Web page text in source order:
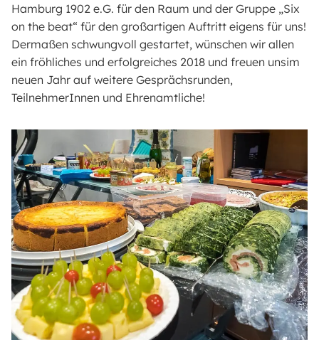
Hamburg 1902 e.G. für den Raum und der Gruppe „Six
on the beat“ für den großartigen Auftritt eigens für uns!
Dermaßen schwungvoll gestartet, wünschen wir allen
ein fröhliches und erfolgreiches 2018 und freuen unsim
neuen Jahr auf weitere Gesprächsrunden,
TeilnehmerInnen und Ehrenamtliche!